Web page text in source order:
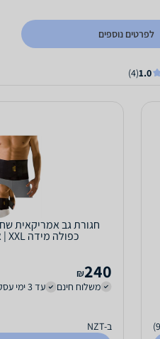
לפרטים נוספים
1.0
(4)
כפולה מידה XXL | אוריאל | uriel
240
₪
משלוח חינם
עד 3 ימי עסקים
ב-NZT